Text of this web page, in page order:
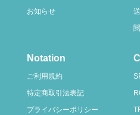
お知らせ
Notation
ご利用規約
特定商取引法表記
プライバシーポリシー